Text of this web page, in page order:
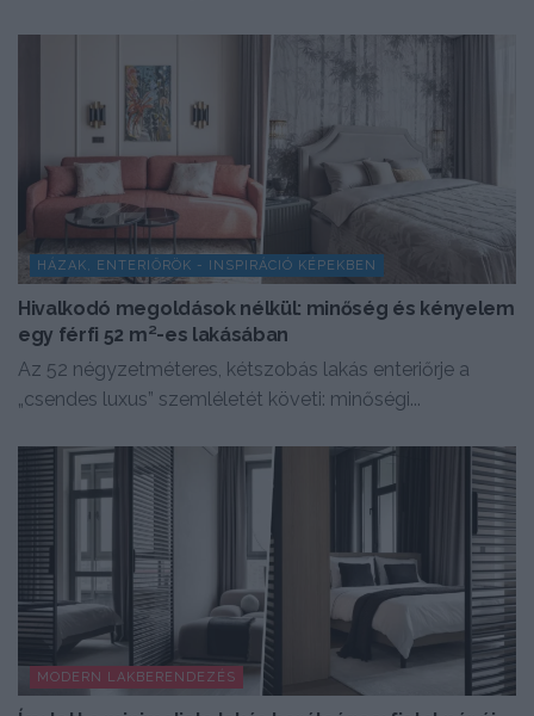
HÁZAK, ENTERIŐRÖK - INSPIRÁCIÓ KÉPEKBEN
Hivalkodó megoldások nélkül: minőség és kényelem
egy férfi 52 m²-es lakásában
Az 52 négyzetméteres, kétszobás lakás enteriőrje a
„csendes luxus” szemléletét követi: minőségi...
MODERN LAKBERENDEZÉS